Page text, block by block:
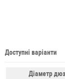
Доступні варіанти
Діаметр